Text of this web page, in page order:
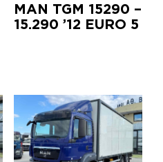
MAN TGM 15290 –
15.290 ’12 EURO 5